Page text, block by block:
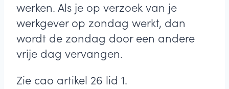
werken. Als je op verzoek van je
werkgever op zondag werkt, dan
wordt de zondag door een andere
vrije dag vervangen.
Zie cao artikel 26 lid 1.